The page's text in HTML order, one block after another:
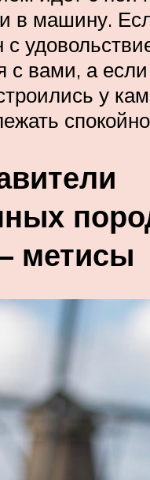
в машину.
с
с вами, а
у
метисы